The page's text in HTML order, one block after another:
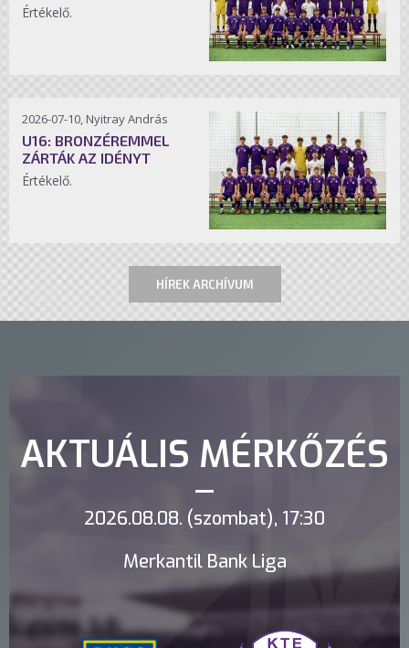
Értékelő.
2026-07-10, Nyitray András
U16: BRONZÉREMMEL
ZÁRTÁK AZ IDÉNYT
Értékelő.
HÍREK ARCHÍVUM
AKTUÁLIS MÉRKŐZÉS
2026.08.08. (szombat), 17:30
Merkantil Bank Liga